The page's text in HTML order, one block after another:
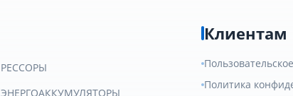
РЕССОРЫ
ЭНЕРГОАККУМУЛЯТОРЫ
Клиентам
Политика